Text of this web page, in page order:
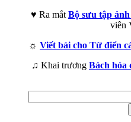
♥ Ra mắt Bộ sưu tập
viên
☼ Viết bài cho Từ điển
♫ Khai trương Bách hóa